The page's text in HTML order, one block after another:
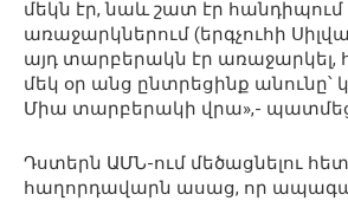
մեկն էր, նաև շատ էր հանդիպում
առաջարկներում (երգչուհի
այդ տարբերակն էր առաջարկել,
մեկ օր անց ընտրեցինք անունը՝
Միա տարբերակի վրա»,-
Դստերն ԱՄՆ-ում մեծացնելու
հաղորդավարն ասաց, որ